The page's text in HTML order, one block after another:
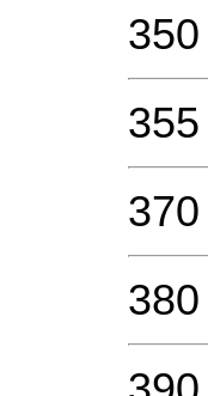
350
355
370
380